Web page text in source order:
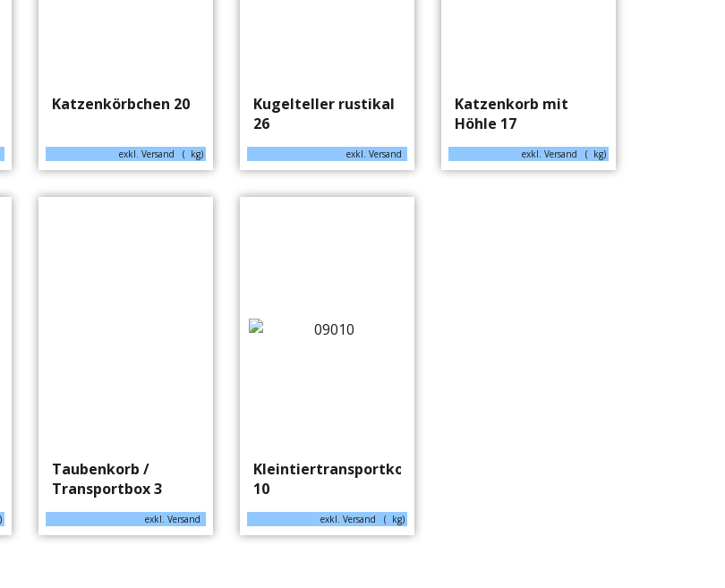
Katzenkörbchen 20
exkl. Versand kg
Kugelteller rustikal
26
exkl. Versand
Katzenkorb mit
Höhle 17
exkl. Versand kg
Taubenkorb /
Transportbox 3
exkl. Versand
Kleintiertransportkorb
10
exkl. Versand kg